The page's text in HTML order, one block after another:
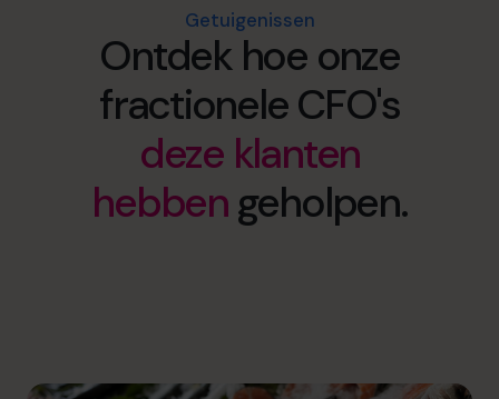
Getuigenissen
Word lid van ons team
Plan een kennismakingsgesprek
Getuigenissen
Ontdek hoe onze
fractionele CFO's
deze klanten
hebbengeholpen.